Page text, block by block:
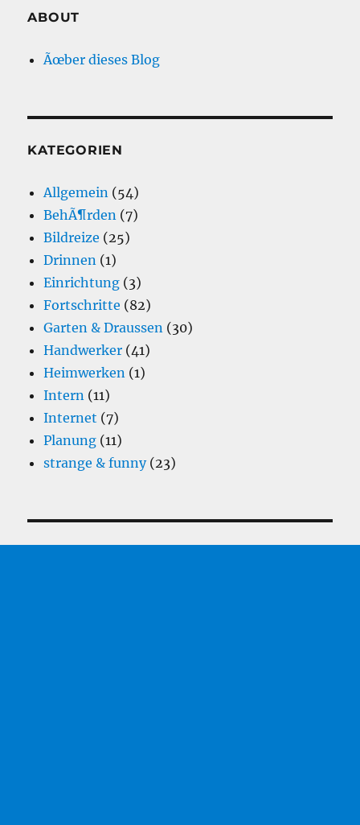
ABOUT
Ãœber dieses Blog
KATEGORIEN
Allgemein (54)
BehÃ¶rden (7)
Bildreize (25)
Drinnen (1)
Einrichtung (3)
Fortschritte (82)
Garten & Draussen (30)
Handwerker (41)
Heimwerken (1)
Intern (11)
Internet (7)
Planung (11)
strange & funny(23)